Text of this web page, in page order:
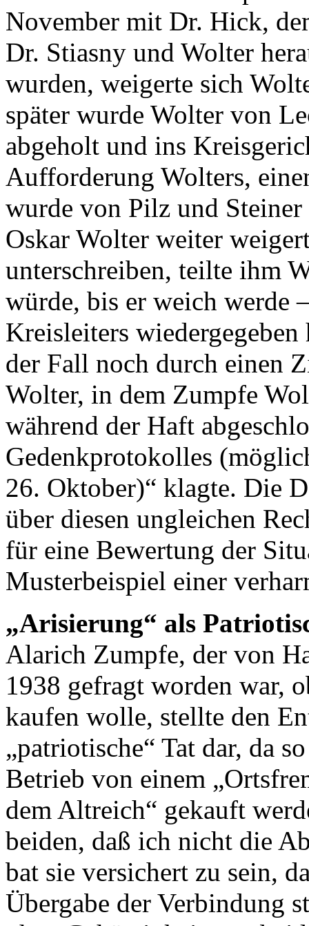
November mit Dr. Hick,
Dr. Stiasny und Wolter
wurden, weigerte sich
später wurde Wolter von
abgeholt und ins
Aufforderung Wolters,
wurde von Pilz und
Oskar Wolter weiter
unterschreiben, teilte ihm
würde, bis er weich werde
Kreisleiters
der Fall noch durch einen
Wolter, in dem Zumpfe
während der Haft
Gedenkprotokolles
26. Oktober)“ klagte. Die
über diesen ungleichen
für eine Bewertung der
Musterbeispiel einer
„Arisierung“ als
Alarich Zumpfe, der von
1938 gefragt worden war,
kaufen wolle, stellte den
„patriotische“ Tat dar, da
Betrieb von einem
dem Altreich“ gekauft
beiden, daß ich nicht die
bat sie versichert zu sein,
Übergabe der Verbindung